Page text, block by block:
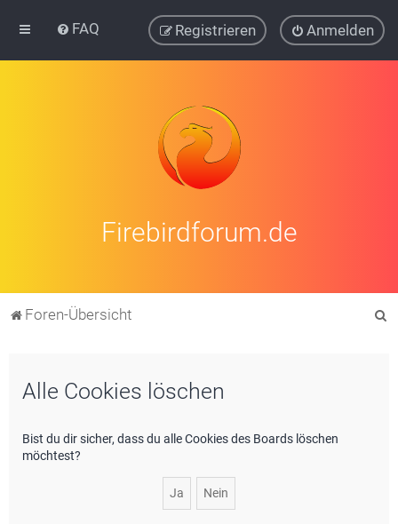
FAQ Anmelden
Registrieren
Firebirdforum.de
Foren-Übersicht
Alle Cookies löschen
Bist du dir sicher, dass du alle Cookies des Boards löschen
möchtest?